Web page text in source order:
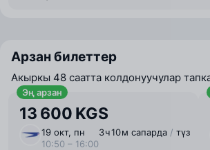
Арзан билеттер
Акыркы 48 саатта колдонуучулар
Эң арзан
13 600 KGS
19 окт, пн
10:50 – 16:00
3 ⁠ч 10 ⁠м сапарда / түз